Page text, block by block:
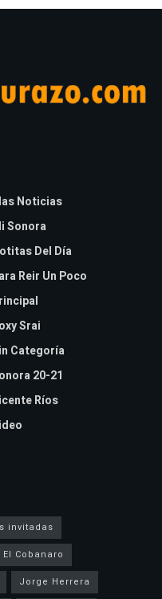
Noticias
Sonora
Del Día
Reir Un Poco
Srai
Categoría
20-21
Ríos
invitadas
El Cobanaro
Jorge Herrera